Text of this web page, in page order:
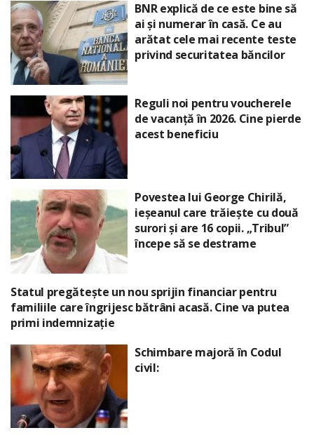
BNR explică de ce este bine să
ai și numerar în casă. Ce au
arătat cele mai recente teste
privind securitatea băncilor
Reguli noi pentru voucherele
de vacanță în 2026. Cine pierde
acest beneficiu
Povestea lui George Chirilă,
ieșeanul care trăiește cu două
surori și are 16 copii. „Tribul”
începe să se destrame
Statul pregătește un nou sprijin financiar pentru
familiile care îngrijesc bătrâni acasă. Cine va putea
primi indemnizație
Schimbare majoră în Codul
civil: